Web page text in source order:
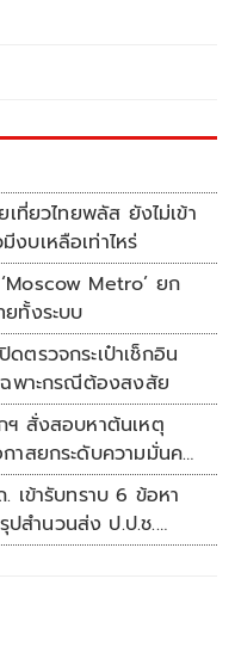
เที่ยวไทยพลัส ยังไม่เข้า
บเหลือเท่าไหร่
Metro’ ยก
ยทั้งระบบ
ตรวจกระเป๋าเช็กอิน
ฉพาะกรณีต้องสงสัย
ฯ สั่งสอบหาต้นเหตุ
าสยกระดับความมั่นคง
งระบบ
ข้ารับทราบ 6 ข้อหา
สำนวนส่ง ป.ป.ช.